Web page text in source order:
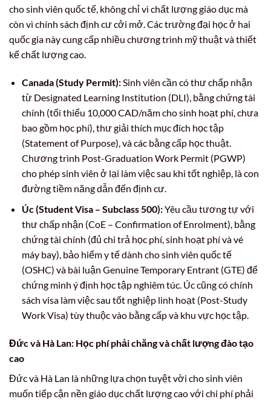
cho sinh viên quốc tế, không chỉ vì chất lượng giáo dục mà
còn vì chính sách định cư cởi mở. Các trường đại học ở hai
quốc gia này cung cấp nhiều chương trình mỹ thuật và thiết
kế chất lượng cao.
Canada (Study Permit):Sinh viên cần có thư chấp nhận
từ Designated Learning Institution (DLI), bằng chứng tài
chính (tối thiểu 10,000 CAD/năm cho sinh hoạt phí, chưa
bao gồm học phí), thư giải thích mục đích học tập
(Statement of Purpose), và các bằng cấp học thuật.
Chương trình Post-Graduation Work Permit (PGWP)
cho phép sinh viên ở lại làm việc sau khi tốt nghiệp, là con
đường tiềm năng dẫn đến định cư.
Úc (Student Visa – Subclass 500):Yêu cầu tương tự với
thư chấp nhận (CoE – Confirmation of Enrolment), bằng
chứng tài chính (đủ chi trả học phí, sinh hoạt phí và vé
máy bay), bảo hiểm y tế dành cho sinh viên quốc tế
(OSHC) và bài luận Genuine Temporary Entrant (GTE) để
chứng minh ý định học tập nghiêm túc. Úc cũng có chính
sách visa làm việc sau tốt nghiệp linh hoạt (Post-Study
Work Visa) tùy thuộc vào bằng cấp và khu vực học tập.
Đức và Hà Lan: Học phí phải chăng và chất lượng đào tạo
cao
Đức và Hà Lan là những lựa chọn tuyệt vời cho sinh viên
muốn tiếp cận nền giáo dục chất lượng cao với chi phí phải